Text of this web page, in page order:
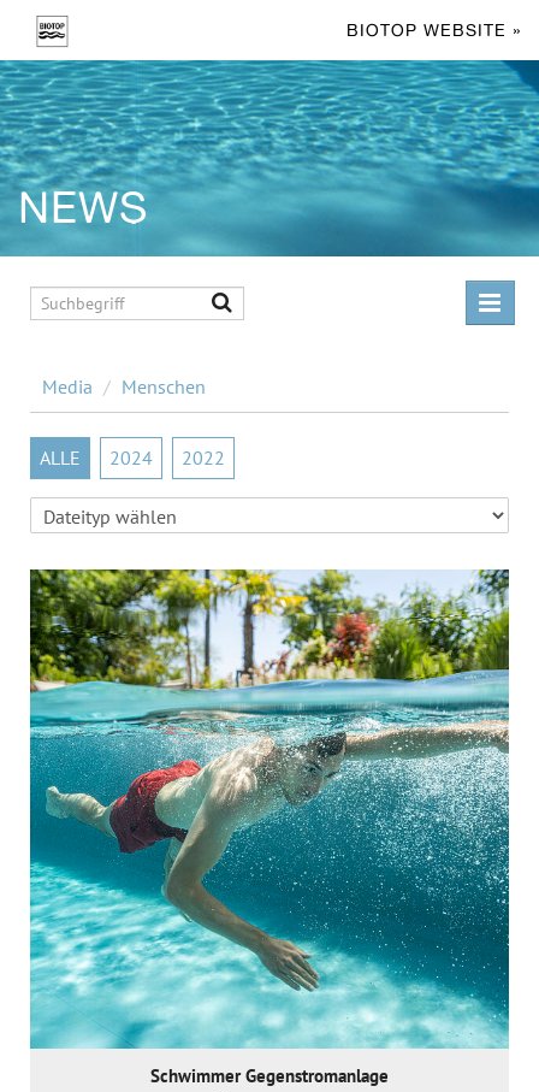
NEWS
BIOTOP WEBSITE »
Living Pool
Swimming Pond
Menschen
Details & Zubehör
Nachtaufnahmen
Unternehmen & Logo
Fertigbecken
ÜBER UNS
KONTAKT
Media / Menschen
ALLE 2024 2022
Schwimmer Gegenstromanlage